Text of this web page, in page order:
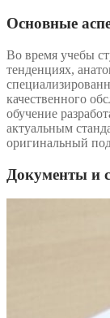
Основные
Во время учебы
тенденциях,
качественного
обучение
актуальным
оригинальный
Документы и